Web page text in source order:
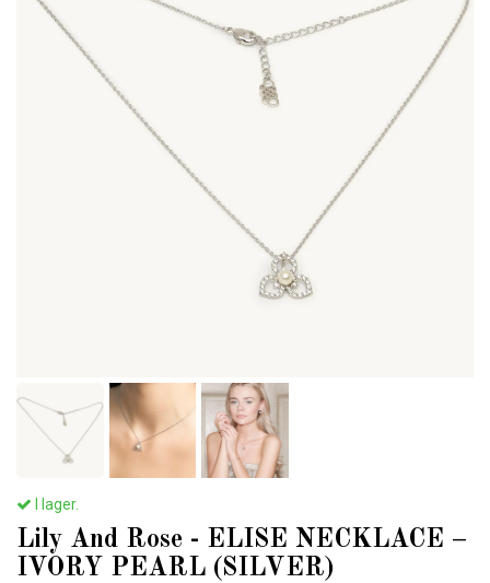
I lager.
Lily And Rose - ELISE NECKLACE –
IVORY PEARL (SILVER)